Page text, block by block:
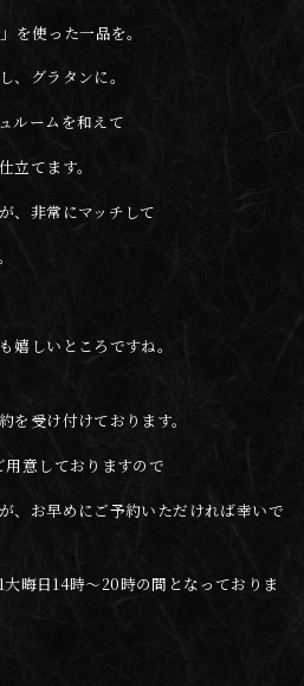
を使った一品を。
、グラタンに。
ルームを和えて
立てます。
、非常にマッチして
嬉しいところですね。
を受け付けております。
意しておりますので
、お早めにご予約いただければ幸いで
晦日14時〜20時の間となっておりま